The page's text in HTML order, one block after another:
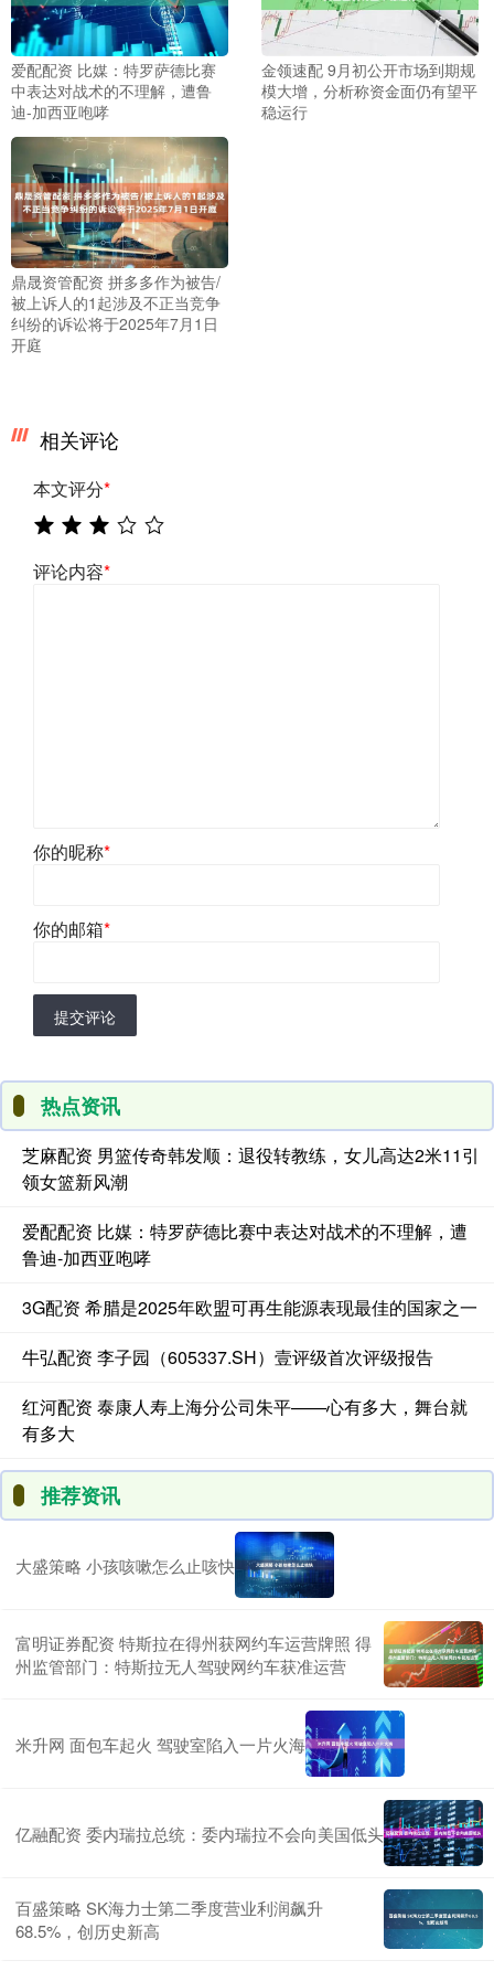
爱配配资 比媒：特罗萨德比赛
中表达对战术的不理解，遭鲁
迪-加西亚咆哮
金领速配 9月初公开市场到期规
模大增，分析称资金面仍有望平
稳运行
鼎晟资管配资 拼多多作为被告/
被上诉人的1起涉及不正当竞争
纠纷的诉讼将于2025年7月1日
开庭
相关评论
本文评分*
评论内容*
你的昵称*
你的邮箱*
提交评论
热点资讯
芝麻配资 男篮传奇韩发顺：退役转教练，女儿高达2米11引
领女篮新风潮
爱配配资 比媒：特罗萨德比赛中表达对战术的不理解，遭
鲁迪-加西亚咆哮
3G配资 希腊是2025年欧盟可再生能源表现最佳的国家之一
牛弘配资 李子园（605337.SH）壹评级首次评级报告
红河配资 泰康人寿上海分公司朱平——心有多大，舞台就
有多大
推荐资讯
大盛策略 小孩咳嗽怎么止咳快
富明证券配资 特斯拉在得州获网约车运营牌照 得
州监管部门：特斯拉无人驾驶网约车获准运营
米升网 面包车起火 驾驶室陷入一片火海
亿融配资 委内瑞拉总统：委内瑞拉不会向美国低头
百盛策略 SK海力士第二季度营业利润飙升
68.5%，创历史新高